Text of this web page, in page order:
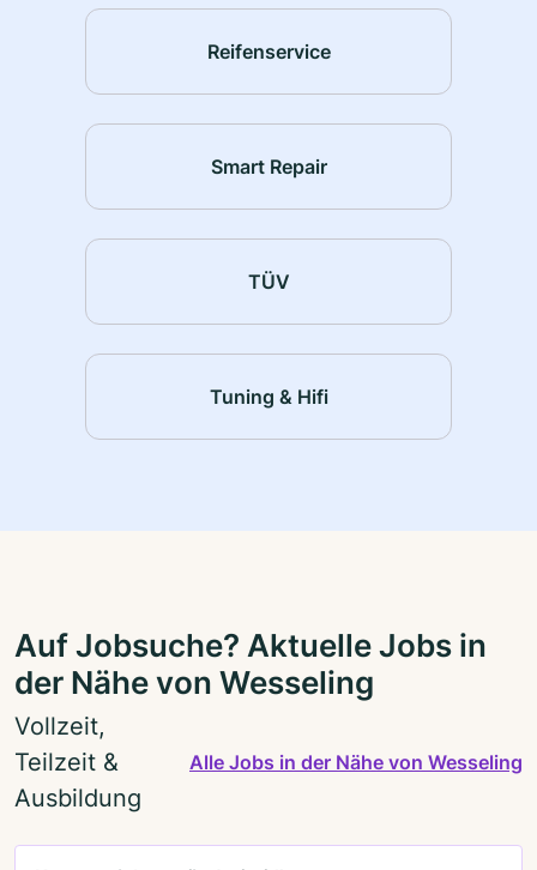
Reifenservice
Smart Repair
TÜV
Tuning & Hifi
Auf Jobsuche? Aktuelle Jobs in
der Nähe von Wesseling
Vollzeit,
Teilzeit &
Ausbildung
Alle Jobs in der Nähe von Wesseling